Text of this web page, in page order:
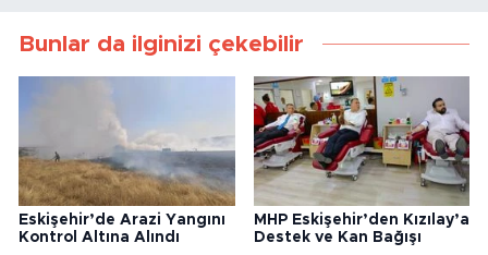
Bunlar da ilginizi çekebilir
Eskişehir’de Arazi Yangını
Kontrol Altına Alındı
MHP Eskişehir’den Kızılay’a
Destek ve Kan Bağışı